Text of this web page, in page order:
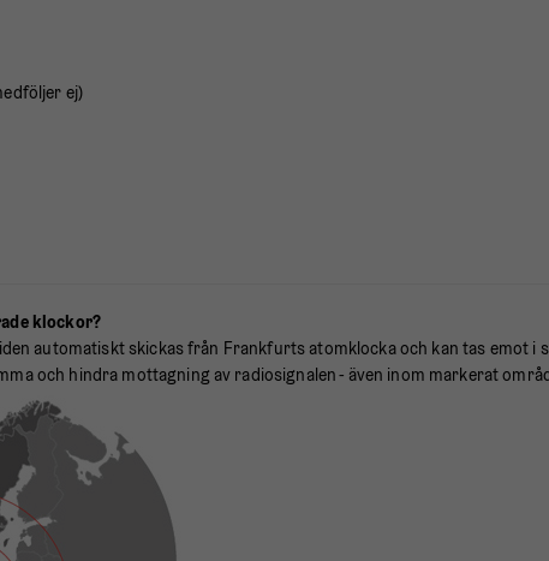
ej)
klockor?
automatiskt skickas från Frankfurts atomklocka och kan tas emot
och hindra mottagning av radiosignalen - även inom markerat